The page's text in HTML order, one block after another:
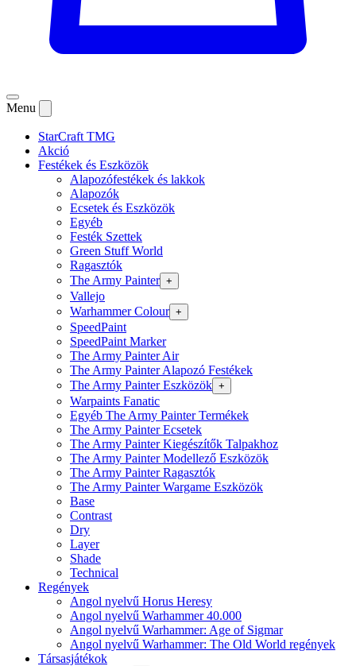
Menu
StarCraft TMG
Akció
Festékek és Eszközök
Alapozófestékek és lakkok
Alapozók
Ecsetek és Eszközök
Egyéb
Festék Szettek
Green Stuff World
Ragasztók
The Army Painter +
Vallejo
Warhammer Colour +
SpeedPaint
SpeedPaint Marker
The Army Painter Air
The Army Painter Alapozó Festékek
The Army Painter Eszközök +
Warpaints Fanatic
Egyéb The Army Painter Termékek
The Army Painter Ecsetek
The Army Painter Kiegészítők Talpakhoz
The Army Painter Modellező Eszközök
The Army Painter Ragasztók
The Army Painter Wargame Eszközök
Base
Contrast
Dry
Layer
Shade
Technical
Regények
Angol nyelvű Horus Heresy
Angol nyelvű Warhammer 40.000
Angol nyelvű Warhammer: Age of Sigmar
Angol nyelvű Warhammer: The Old World regények
Társasjátékok